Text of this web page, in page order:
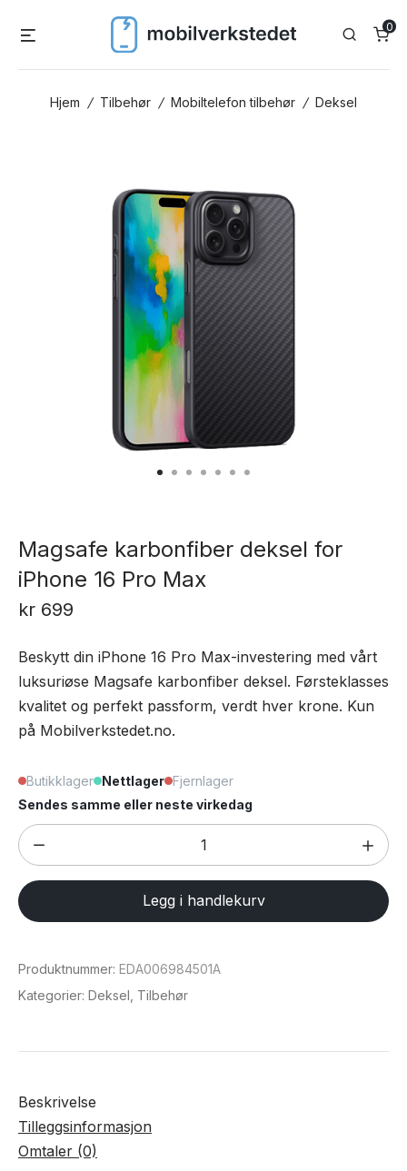
Search
0
Hjem / Tilbehør / Mobiltelefon tilbehør / Deksel
Magsafe karbonfiber deksel for
iPhone 16 Pro Max
kr 699
Beskytt din iPhone 16 Pro Max-investering med vårt
luksuriøse Magsafe karbonfiber deksel. Førsteklasses
kvalitet og perfekt passform, verdt hver krone. Kun
på Mobilverkstedet.no.
Butikklager Nettlager Fjernlager
Sendes samme eller neste virkedag
Magsafe
karbonfiber
deksel
for
16
Pro
Legg i handlekurv
Produktnummer: EDA006984501A
Kategorier: Deksel Tilbehør
Beskrivelse
Tilleggsinformasjon
Omtaler (0)